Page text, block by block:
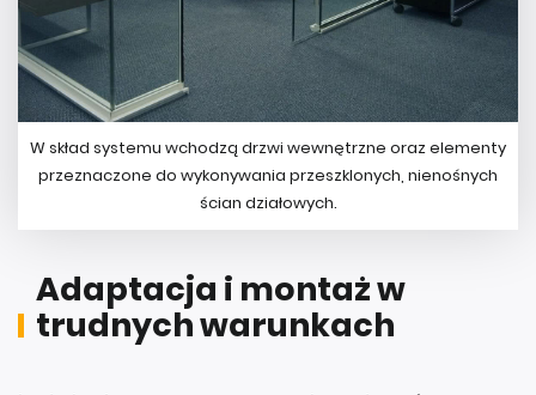
W skład systemu wchodzą drzwi wewnętrzne oraz elementy
przeznaczone do wykonywania przeszklonych, nienośnych
ścian działowych.
Adaptacja i montaż w
trudnych warunkach